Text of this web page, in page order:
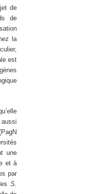
de
de
la
est
une
et à
par
S.